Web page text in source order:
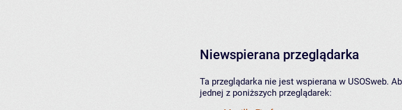
Niewspierana przeglądarka
Ta przeglądarka nie jest wspierana w USOSweb.
jednej z poniższych przeglądarek: